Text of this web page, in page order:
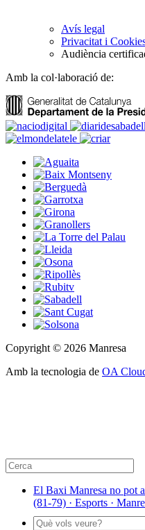
Avís legal
Privacitat i
Audiència
Amb la col·laboració de:
Copyright © 2026 Manresa
Amb la tecnologia de OA
El Baxi Manresa no pot
(81-79) · Esports ·